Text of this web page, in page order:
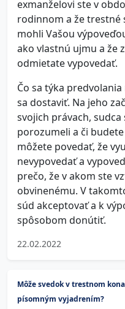
exmanželovi ste v
rodinnom a že trestné
mohli Vašou
ako vlastnú ujmu a že
odmietate vypovedať.
Čo sa týka
sa dostaviť. Na jeho
svojich právach,
porozumeli a či
môžete povedať, že
nevypovedať a
prečo, že v akom ste
obvinenému. V
súd akceptovať a k
spôsobom donútiť.
22.02.2022
Môže svedok v trestnom
písomným vyjadrením?